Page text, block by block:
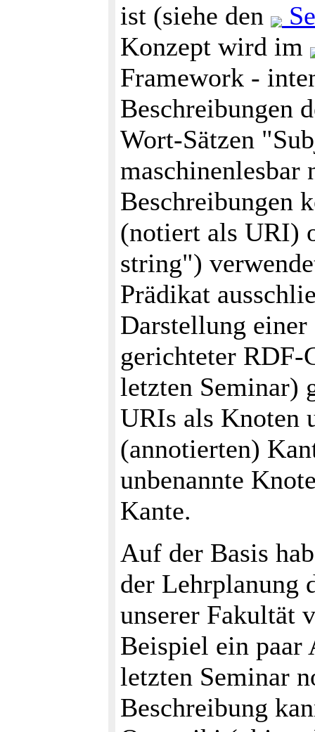
ist (siehe den
Konzept wird im
Framework -
Beschreibungen
Wort-Sätzen
maschinenlesbar
Beschreibungen
(notiert als URI)
string")
Prädikat
Darstellung einer
gerichteter RDF-
letzten Seminar)
URIs als Knoten
(annotierten)
unbenannte
Kante.
Auf der Basis
der Lehrplanung
unserer Fakultät
Beispiel ein paar
letzten Seminar
Beschreibung